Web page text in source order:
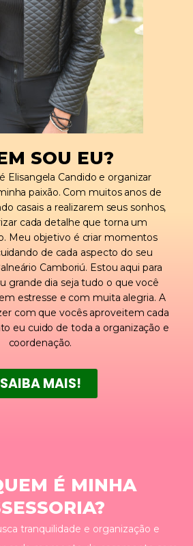
SOU EU?
Elisangela Candido e organizar
paixão. Com muitos anos de
casais a realizarem seus sonhos,
cada detalhe que torna um
Meu objetivo é criar momentos
de cada aspecto do seu
Camboriú. Estou aqui para
grande dia seja tudo o que você
estresse e com muita alegria. A
com que vocês aproveitem cada
eu cuido de toda a organização e
coordenação.
SAIBA MAIS!
É MINHA
tranquilidade e organização e